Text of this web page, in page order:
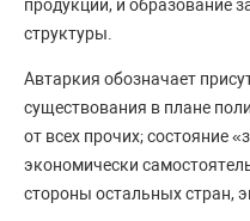
продукции, и образование
структуры.
Автаркия обозначает
существования в плане
от всех прочих; состояние
экономически
стороны остальных стран,